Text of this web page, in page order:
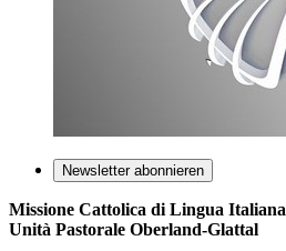
Newsletter abonnieren
Missione Cattolica di Lingua Italiana
Unità Pastorale Oberland-Glattal